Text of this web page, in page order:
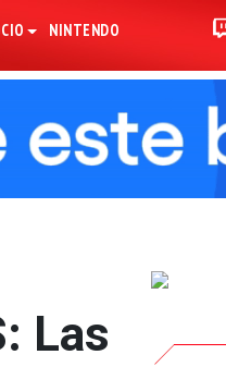
NINTENDO
Las